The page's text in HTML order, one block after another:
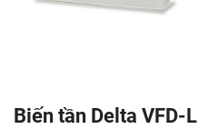
Biến tần Delta VFD-L